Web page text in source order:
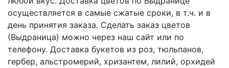
осуществляется в самые сжатые сроки, в т.ч. и в
день принятия заказа. Сделать заказ цветов
(Выдраница) можно через наш сайт или по
телефону. Доставка букетов из роз, тюльпанов,
гербер, альстромерий, хризантем, лилий, орхидей